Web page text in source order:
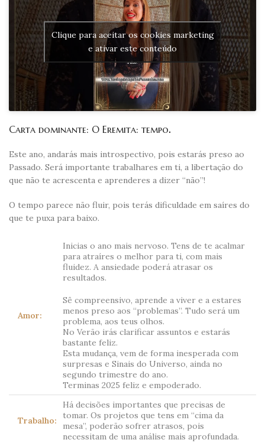
Clique para aceitar os cookies marketing
e ativar este conteúdo
Carta dominante: O Eremita: tempo.
Este ano, andarás mais introspectivo, pois estarás preso ao
Passado. Será importante trabalhares em ti, a libertação do
que não te acrescenta e aprenderes a dizer “não”!
O tempo parece não fluir, pois terás dificuldade em saíres do
que te puxa para baixo.
Amor:
Inicias o ano mais nervoso. Tens de te acalmar
para atraíres o melhor para ti, com mais
fluidez. A ansiedade poderá atrasar os
resultados.
Sê compreensivo, aprende a viver e a estares
menos preso aos “problemas”. Tudo será um
problema, aos teus olhos.
No Verão irás clarificar assuntos e estarás
bastante feliz.
Esta mudança, vem de forma inesperada com
surpresas e Sinais do Universo, ainda no
segundo trimestre do ano.
Terminas 2025 feliz e empoderado.
Trabalho:
Há decisões importantes que precisas de
tomar. Os projetos que tens em “cima da
mesa”, poderão sofrer atrasos, pois
necessitam de uma análise mais aprofundada.